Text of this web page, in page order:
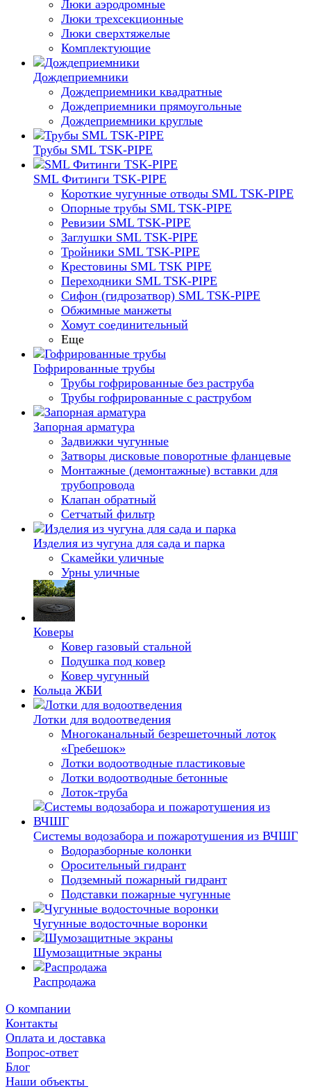
Люки аэродромные
Люки трехсекционные
Люки сверхтяжелые
Комплектующие
Дождеприемники
Дождеприемники квадратные
Дождеприемники прямоугольные
Дождеприемники круглые
Трубы SML TSK-PIPE
SML Фитинги TSK-PIPE
Короткие чугунные отводы SML TSK-PIPE
Опорные трубы SML TSK-PIPE
Ревизии SML TSK-PIPE
Заглушки SML TSK-PIPE
Тройники SML TSK-PIPE
Крестовины SML TSK PIPE
Переходники SML TSK-PIPE
Сифон (гидрозатвор) SML TSK-PIPE
Обжимные манжеты
Хомут соединительный
Еще
Гофрированные трубы
Трубы гофрированные без раструба
Трубы гофрированные с раструбом
Запорная арматура
Задвижки чугунные
Затворы дисковые поворотные фланцевые
Монтажные (демонтажные) вставки для
трубопровода
Клапан обратный
Сетчатый фильтр
Изделия из чугуна для сада и парка
Скамейки уличные
Урны уличные
Коверы
Ковер газовый стальной
Подушка под ковер
Ковер чугунный
Кольца ЖБИ
Лотки для водоотведения
Многоканальный безрешеточный лоток
«Гребешок»
Лотки водоотводные пластиковые
Лотки водоотводные бетонные
Лоток-труба
Системы водозабора и пожаротушения из ВЧШГ
Водоразборные колонки
Оросительный гидрант
Подземный пожарный гидрант
Подставки пожарные чугунные
Чугунные водосточные воронки
Шумозащитные экраны
Распродажа
О компании
Контакты
Оплата и доставка
Вопрос-ответ
Блог
Наши объекты